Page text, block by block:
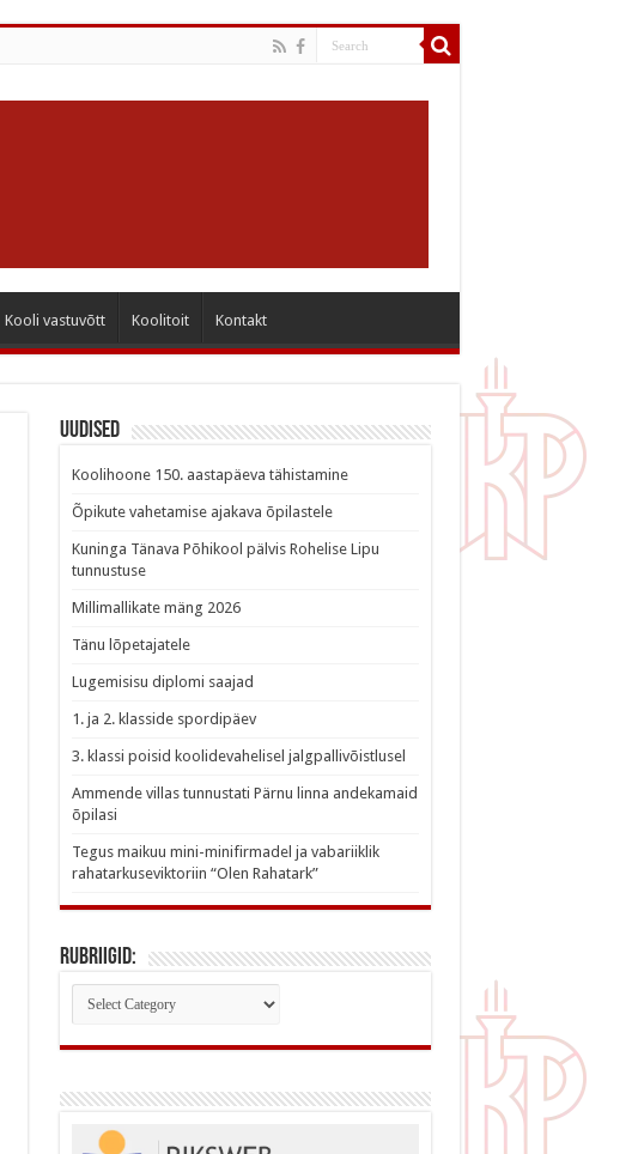
Kooli vastuvõtt Koolitoit Kontakt
Uudised
Koolihoone 150. aastapäeva tähistamine
Õpikute vahetamise ajakava õpilastele
Kuninga Tänava Põhikool pälvis Rohelise Lipu
tunnustuse
Millimallikate mäng 2026
Tänu lõpetajatele
Lugemisisu diplomi saajad
1. ja 2. klasside spordipäev
3. klassi poisid koolidevahelisel jalgpallivõistlusel
Ammende villas tunnustati Pärnu linna andekamaid
õpilasi
Tegus maikuu mini-minifirmadel ja vabariiklik
rahatarkuseviktoriin “Olen Rahatark”
Rubriigid:
Rubriigid: